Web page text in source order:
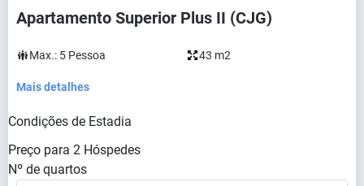
Apartamento Superior Plus II (CJG)
Max.: 5 Pessoa 43 m2
Mais detalhes
Condições de Estadia
Preço para 2 Hóspedes
Nº de quartos